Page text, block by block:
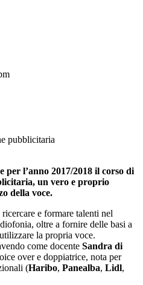
pubblicitaria
l’anno 2017/2018 il corso di
un vero e proprio
della voce.
e formare talenti nel
oltre a fornire delle basi a
la propria voce.
come docente Sandra di
over e doppiatrice, nota per
(Haribo, Panealba, Lidl,